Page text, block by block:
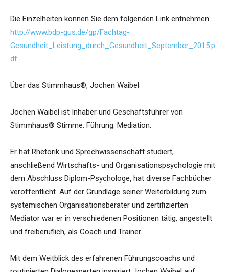
Die Einzelheiten können Sie dem folgenden Link entnehmen:
http://www.bdp-gus.de/gp/Fachtag-
Gesundheit_Leistung_durch_Gesundheit_September_2015.p
df
Über das Stimmhaus®, Jochen Waibel
Jochen Waibel ist Inhaber und Geschäftsführer von
Stimmhaus® Stimme. Führung. Mediation.
Er hat Rhetorik und Sprechwissenschaft studiert,
anschließend Wirtschafts- und Organisationspsychologie mit
dem Abschluss Diplom-Psychologe, hat diverse Fachbücher
veröffentlicht. Auf der Grundlage seiner Weiterbildung zum
systemischen Organisationsberater und zertifizierten
Mediator war er in verschiedenen Positionen tätig, angestellt
und freiberuflich, als Coach und Trainer.
Mit dem Weitblick des erfahrenen Führungscoachs und